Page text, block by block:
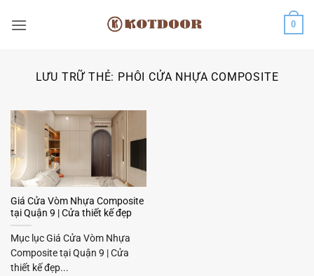
qua
0
LƯU TRỮ THẺ: PHÔI CỬA NHỰA COMPOSITE
Giá Cửa Vòm Nhựa Composite
tại Quận 9 | Cửa thiết kế đẹp
Mục lục Giá Cửa Vòm Nhựa
Composite tại Quận 9 | Cửa
thiết kế đẹp...